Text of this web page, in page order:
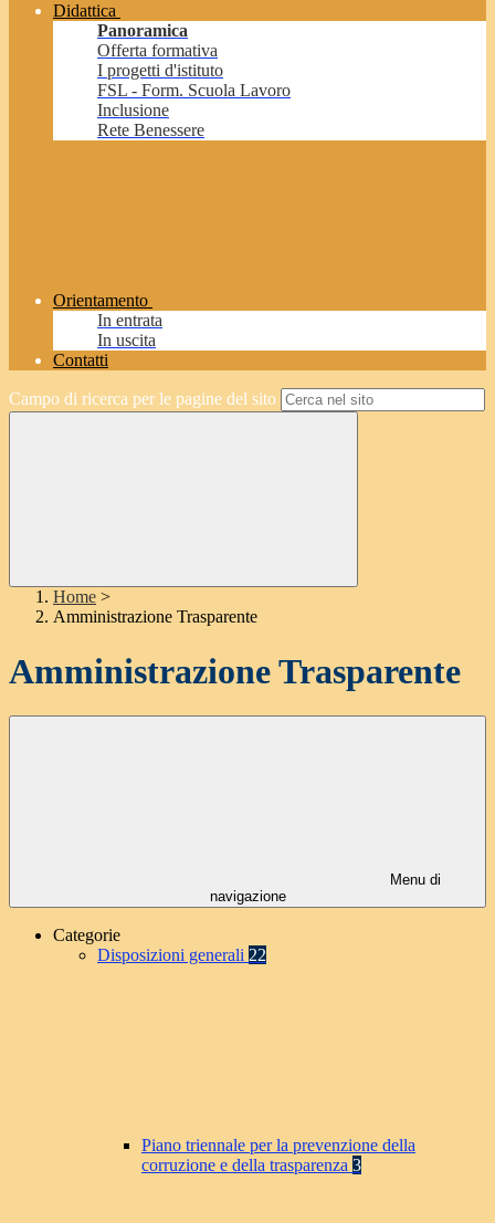
Didattica
Panoramica
Offerta formativa
I progetti d'istituto
FSL - Form. Scuola Lavoro
Inclusione
Rete Benessere
Orientamento
In entrata
In uscita
Contatti
Campo di ricerca per le pagine del sito
Home >
Amministrazione Trasparente
Amministrazione Trasparente
Menu di
navigazione
Categorie
Disposizioni generali 22
Piano triennale per la prevenzione della
corruzione e della trasparenza 3